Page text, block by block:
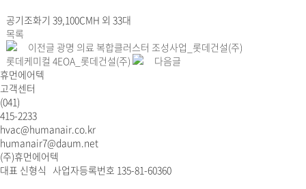
공기조화기 39,100CMH 외 33대
목록
이전글 광명 의료 복합클러스터 조성사업_롯데건설(주)
롯데케미컬 4EOA_롯데건설(주)
다음글
휴먼에어텍
고객센터
(041)
415-2233
hvac@humanair.co.kr
humanair7@daum.net
(주)휴먼에어텍
대표 신형식 사업자등록번호 135-81-60360